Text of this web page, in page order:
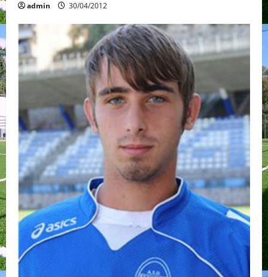
admin 30/04/2012